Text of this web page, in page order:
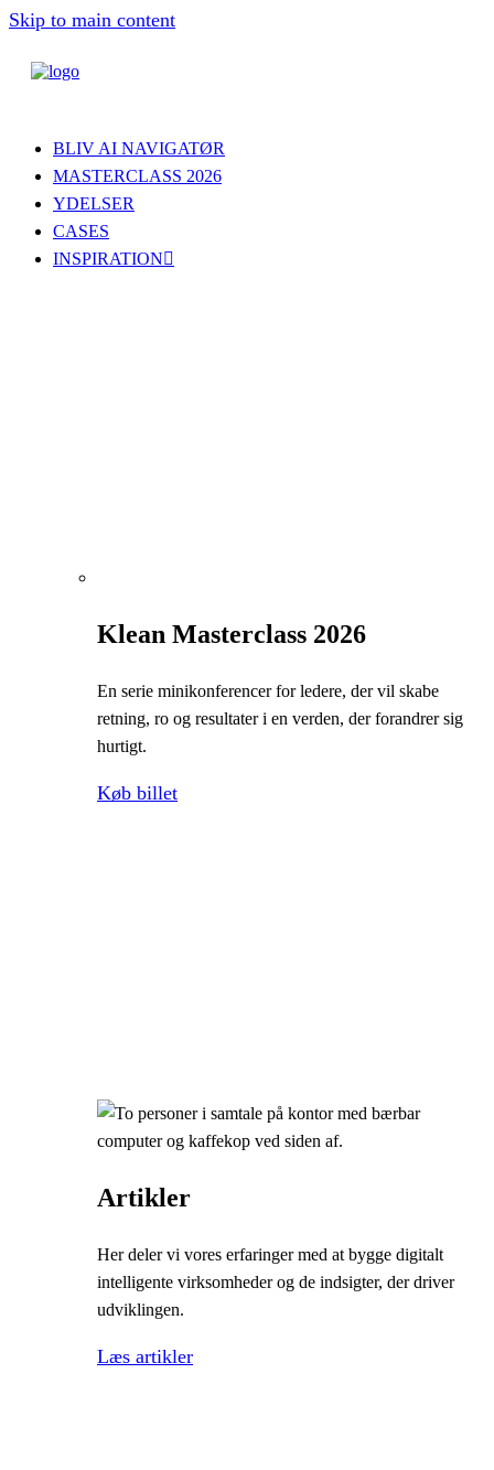
Skip to main content
BLIV AI NAVIGATØR
MASTERCLASS 2026
YDELSER
CASES
INSPIRATION
Klean Masterclass 2026
En serie minikonferencer for ledere, der vil skabe
retning, ro og resultater i en verden, der forandrer sig
hurtigt.
Køb billet
Artikler
Her deler vi vores erfaringer med at bygge digitalt
intelligente virksomheder og de indsigter, der driver
udviklingen.
Læs artikler